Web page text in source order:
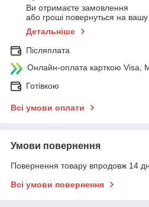
Ви отримаєте замовлення
або гроші повернуться на вашу
Детальніше
Післяплата
Онлайн-оплата карткою Visa,
Готівкою
Всі умови оплати
Умови повернення
Повернення товару впродовж 14
Всі умови повернення